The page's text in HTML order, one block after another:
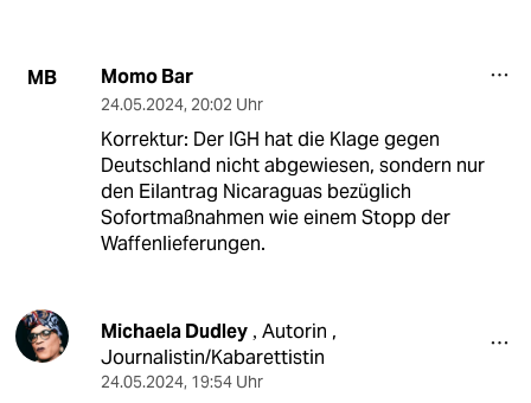
MB Momo Bar
24.05.2024, 20:02 Uhr
Korrektur: Der IGH hat die Klage gegen
Deutschland nicht abgewiesen, sondern nur
den Eilantrag Nicaraguas bezüglich
Sofortmaßnahmen wie einem Stopp der
Waffenlieferungen.
Michaela Dudley , Autorin ,
Journalistin/Kabarettistin
24.05.2024, 19:54 Uhr